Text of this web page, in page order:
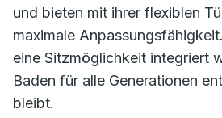
und bieten mit ihrer flexiblen
maximale
eine Sitzmöglichkeit integriert
Baden für alle Generationen
bleibt.